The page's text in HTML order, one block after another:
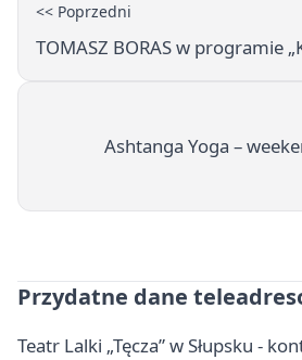
<< Poprzedni
TOMASZ BORAS w programie
Ashtanga Yoga –
Przydatne dane
Teatr Lalki „Tęcza” w Słupsku -